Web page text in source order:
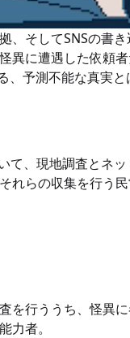
、そしてSNSの書
異に遭遇した依頼
、予測不能な真実
て、現地調査とネ
れらの収集を行う
を行ううち、怪異
力者。